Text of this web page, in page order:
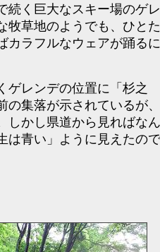
続く巨大なスキー場のゲ
牧草地のようでも、ひと
カラフルなウェアが踊る
ゲレンデの位置に「杉之
の集落が示されているが
しかし県道から見ればな
は青い」ように見えたの